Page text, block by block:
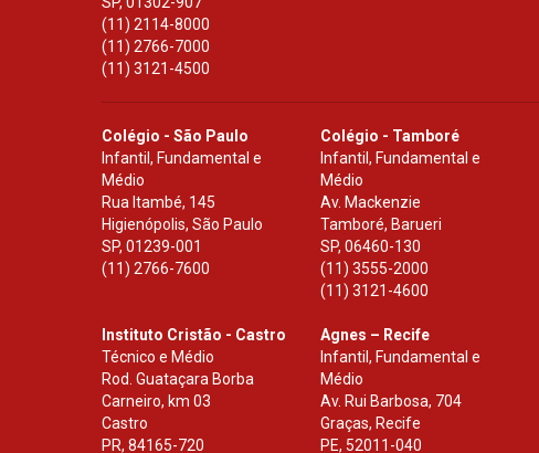
(11) 2114-8000
(11) 2766-7000
(11) 3121-4500
Colégio - São Paulo
Infantil, Fundamental e
Médio
Rua Itambé, 145
Higienópolis, São Paulo
SP, 01239-001
(11) 2766-7600
Colégio - Tamboré
Infantil, Fundamental e
Médio
Av. Mackenzie
Tamboré, Barueri
SP,06460-130
(11) 3555-2000
(11) 3121-4600
Instituto Cristão - Castro
Técnico e Médio
Rod. Guataçara Borba
Carneiro, km 03
Castro
PR, 84165-720
Agnes – Recife
Infantil, Fundamental e
Médio
Av. Rui Barbosa, 704
Graças, Recife
PE, 52011-040